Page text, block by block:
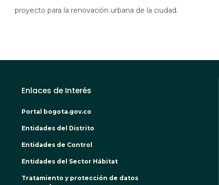
proyecto para la renovación urbana de la ciudad.
Enlaces de Interés
Portal bogota.gov.co
Entidades del Distrito
Entidades de Control
Entidades del Sector Hábitat
Tratamiento y protección de datos